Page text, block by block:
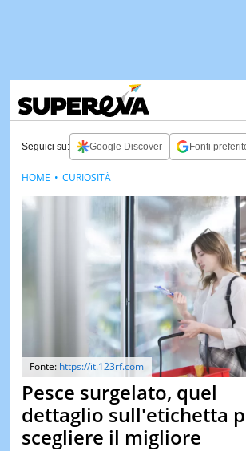
Seguici su: Google Discover Fonti
Fonte: https://it.123rf.com
Pesce surgelato, quel
dettaglio sull'etichetta
scegliere il migliore
HOME CURIOSITÀ